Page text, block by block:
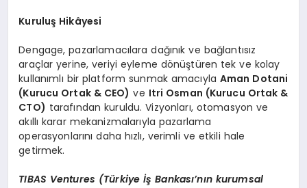
Kuruluş Hikâyesi
Dengage, pazarlamacılara dağınık ve bağlantısız
araçlar yerine, veriyi eyleme dönüştüren tek ve kolay
kullanımlı bir platform sunmak amacıyla Aman Dotani
(Kurucu Ortak & CEO) ve Itri Osman (Kurucu Ortak &
CTO) tarafından kuruldu. Vizyonları, otomasyon ve
akıllı karar mekanizmalarıyla pazarlama
operasyonlarını daha hızlı, verimli ve etkili hale
getirmek.
TIBAS Ventures (Türkiye İş Bankası’nın kurumsal